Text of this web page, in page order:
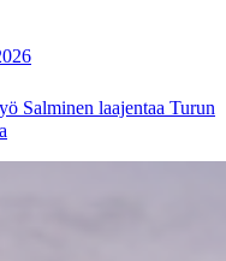
Salminen laajentaa Turun